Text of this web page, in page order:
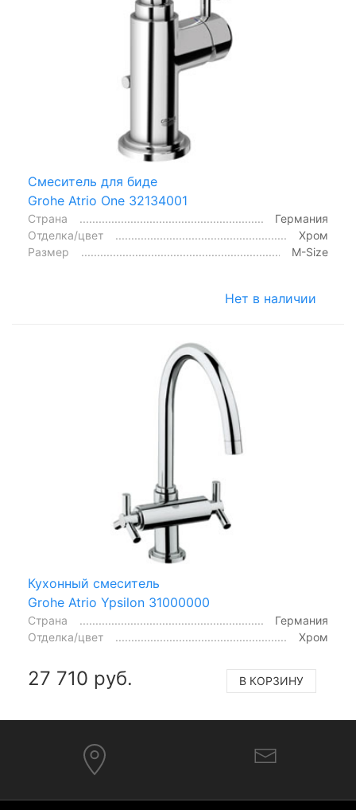
Смеситель для биде
Grohe Atrio One 32134001
Страна
Германия
Отделка/цвет
Хром
Размер
M-Size
Нет в наличии
Кухонный смеситель
Grohe Atrio Ypsilon 31000000
Страна
Германия
Отделка/цвет
Хром
27 710 руб. В КОРЗИНУ